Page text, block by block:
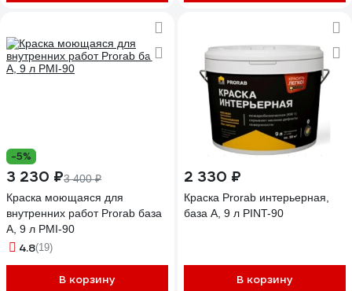
-5%
3 230 ₽3 400 ₽
Краска моющаяся для
внутренних работ Prorab база
A, 9 л PMI-90
4.8(19)
В корзину
2 330 ₽
Краска Prorab интерьерная,
база A, 9 л PINT-90
В корзину